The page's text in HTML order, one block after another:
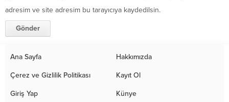
adresim ve site adresim bu tarayıcıya kaydedilsin.
Ana Sayfa Hakkımızda
Çerez ve Gizlilik Politikası Kayıt Ol
Giriş Yap Künye